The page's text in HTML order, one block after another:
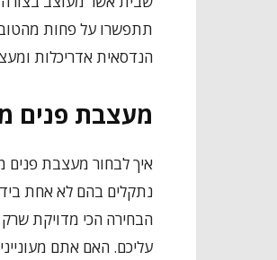
תתפשרו על פחות
הנדסאית אדריכלות
מעצבת פנים
איך לבחור מעצבת פנים
נתקלים בהם לא אחת
הבחירה הכי מדויקת
עליכם. האם אתם